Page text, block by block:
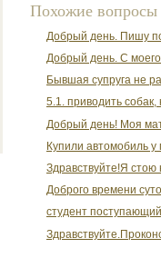
Похожие вопросы
Добрый день. Пишу
Добрый день. С моего
Бывшая супруга не
5.1. приводить
Добрый день! Моя
Купили автомобиль у
Здравствуйте!Я стою
Доброго времени
студент